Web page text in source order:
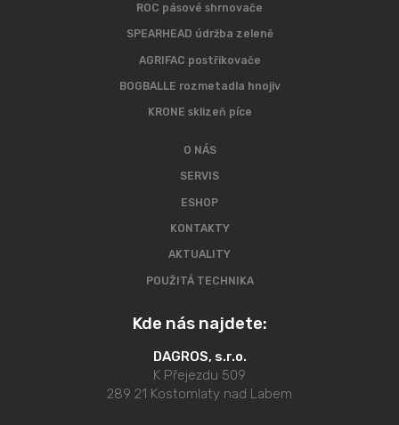
ROC pásové shrnovače
SPEARHEAD údržba zeleně
AGRIFAC postřikovače
BOGBALLE rozmetadla hnojiv
KRONE sklizeň píce
O NÁS
SERVIS
ESHOP
KONTAKTY
AKTUALITY
POUŽITÁ TECHNIKA
Kde nás najdete:
DAGROS, s.r.o.
K Přejezdu 509
289 21 Kostomlaty nad Labem